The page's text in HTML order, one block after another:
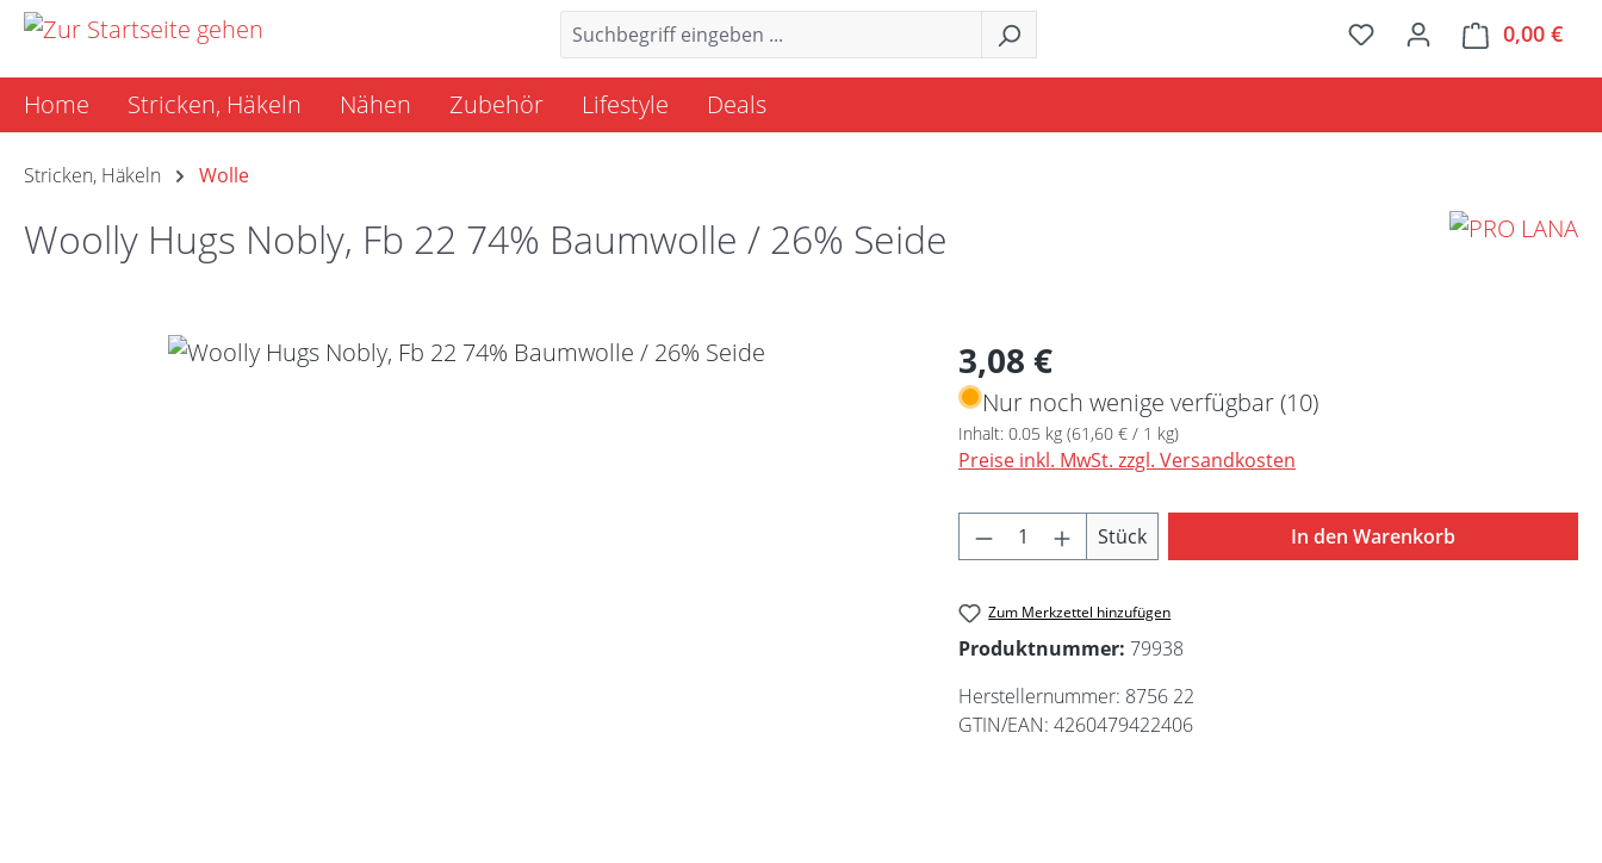
Hauptinhalt springen
Zur Suche springen
Zur Hauptnavigation springen 0,00 €
Home Stricken, Häkeln Nähen Zubehör Lifestyle Deals
Stricken, Häkeln Wolle
Woolly Hugs Nobly, Fb 22 74% Baumwolle / 26% Seide
Bildergalerie überspringen Regulärer Preis:
3,08 €
Nur noch wenige verfügbar (10)
Inhalt: 0.05 kg (61,60 € / 1 kg)
Preise inkl. MwSt. zzgl. Versandkosten
Produkt Anzahl: Gib den gewünschten Wert ein
Stück In den Warenkorb
Zum Merkzettel hinzufügen
Produktnummer: 79938
Herstellernummer: 8756 22
GTIN/EAN: 4260479422406